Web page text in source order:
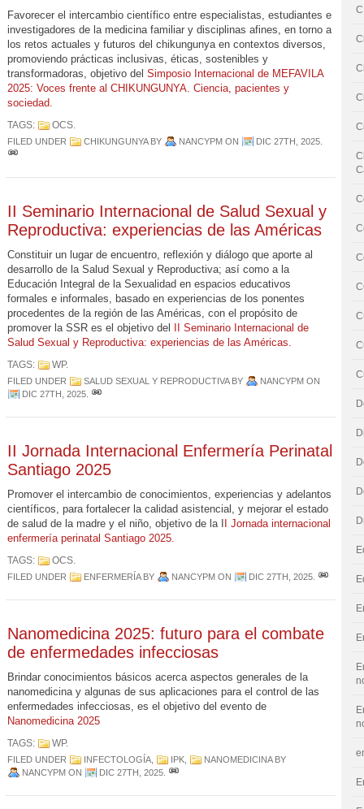
Favorecer el intercambio científico entre especialistas, estudiantes e
investigadores de la medicina familiar y disciplinas afines, en torno a
los retos actuales y futuros del chikungunya en contextos diversos,
promoviendo prácticas inclusivas, éticas, sostenibles y
transformadoras, objetivo del Simposio Internacional de MEFAVILA
2025: Voces frente al CHIKUNGUNYA. Ciencia, pacientes y
sociedad.
TAGS: OCS.
FILED UNDER CHIKUNGUNYABY NANCYPM ON DIC 27TH, 2025
II Seminario Internacional de Salud Sexual y
Reproductiva: experiencias de las Américas
Constituir un lugar de encuentro, reflexión y diálogo que aporte al
desarrollo de la Salud Sexual y Reproductiva; así como a la
Educación Integral de la Sexualidad en espacios educativos
formales e informales, basado en experiencias de los ponentes
procedentes de la región de las Américas, con el propósito de
promover la SSR es el objetivo del
II Seminario Internacional de
Salud Sexual y Reproductiva: experiencias de las Américas.
TAGS: WP.
FILED UNDER SALUD SEXUAL Y REPRODUCTIVABY NANCYPM ON
DIC 27TH, 2025
II Jornada Internacional Enfermería Perinatal
Santiago 2025
Promover el intercambio de conocimientos, experiencias y adelantos
científicos, para fortalecer la calidad asistencial, y mejorar el estado
de salud de la madre y el niño, objetivo de la I
I Jornada internacional
enfermería perinatal Santiago 2025.
TAGS: OCS.
FILED UNDER ENFERMERÍABY NANCYPM ON DIC 27TH, 2025
Nanomedicina 2025: futuro para el combate
de enfermedades infecciosas
Brindar conocimientos básicos acerca aspectos generales de la
nanomedicina y algunas de sus aplicaciones para el control de las
enfermedades infecciosas, es el objetivo del evento de
Nanomedicina 2025
TAGS: WP.
FILED UNDER INFECTOLOGÍA IPK NANOMEDICINABY
NANCYPM ON DIC 27TH, 2025